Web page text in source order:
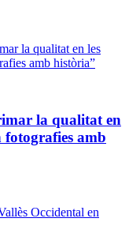
la qualitat en
fotografies amb